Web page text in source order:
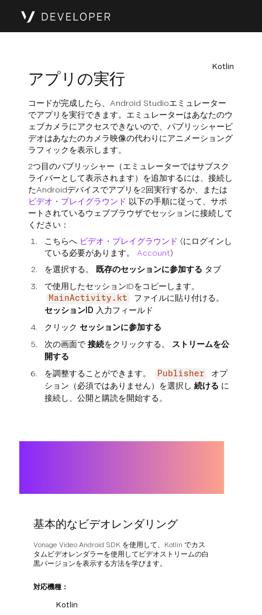
Kotlin
アプリの実行
コードが完成したら、Android Studioエミュレーター
でアプリを実行できます。エミュレーターはあなたのウ
ェブカメラにアクセスできないので、パブリッシャービ
デオはあなたのカメラ映像の代わりにアニメーショング
ラフィックを表示します。
2つ目のパブリッシャー（エミュレーターではサブスク
ライバーとして表示されます）を追加するには、接続し
たAndroidデバイスでアプリを2回実行するか、または
ビデオ・プレイグラウンド 以下の手順に従って、サポ
ートされているウェブブラウザでセッションに接続して
ください：
こちらへ ビデオ・プレイグラウンド (にログインし
ている必要があります。 Account)
を選択する。
既存のセッションに参加する タブ
で使用したセッションIDをコピーします。
MainActivity.kt
ファイルに貼り付ける。
セッションID 入力フィールド
クリック セッションに参加する
次の画面で 接続をクリックする。
ストリームを公
開する
を調整することができます。
Publisher
オプ
ション（必須ではありません）を選択し 続ける に
接続し、公開と購読を開始する。
基本的なビデオレンダリング
Vonage Video Android SDK を使用して、Kotlin でカス
タムビデオレンダラーを使用してビデオストリームの白
黒バージョンを表示する方法を学びます。
対応機種：
Kotlin